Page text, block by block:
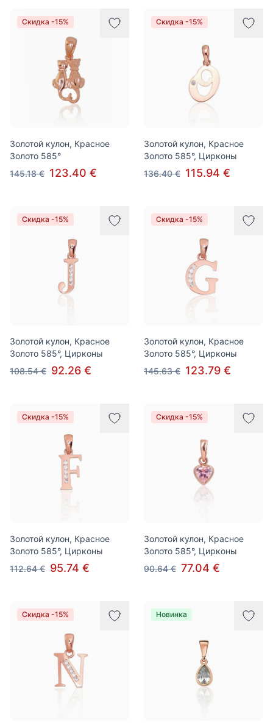
Скидка -15%
Золотой кулон, Красное
Золото 585°
145.18 € 123.40 €
Скидка -15%
Золотой кулон, Красное
Золото 585°, Цирконы
136.40 € 115.94 €
Скидка -15%
Золотой кулон, Красное
Золото 585°, Цирконы
108.54 € 92.26 €
Скидка -15%
Золотой кулон, Красное
Золото 585°, Цирконы
145.63 € 123.79 €
Скидка -15%
Золотой кулон, Красное
Золото 585°, Цирконы
112.64 € 95.74 €
Скидка -15%
Золотой кулон, Красное
Золото 585°, Цирконы
90.64 € 77.04 €
Скидка -15% Новинка